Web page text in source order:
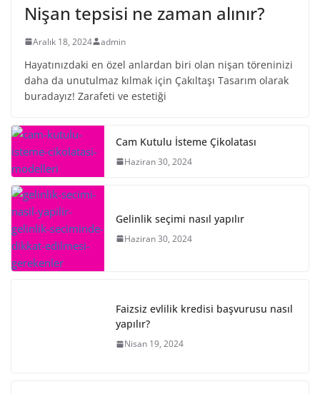
Nişan tepsisi ne zaman alınır?
Aralık 18, 2024 admin
Hayatınızdaki en özel anlardan biri olan nişan töreninizi
daha da unutulmaz kılmak için Çakıltaşı Tasarım olarak
buradayız! Zarafeti ve estetiği
Cam Kutulu İsteme Çikolatası
Haziran 30, 2024
Gelinlik seçimi nasıl yapılır
Haziran 30, 2024
Faizsiz evlilik kredisi başvurusu nasıl
yapılır?
Nisan 19, 2024